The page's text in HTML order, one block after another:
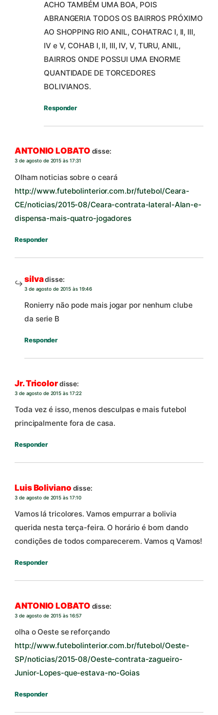
ACHO TAMBÉM UMA BOA, POIS
ABRANGERIA TODOS OS BAIRROS PRÓXIMO
AO SHOPPING RIO ANIL, COHATRAC I, II, III,
IV e V, COHAB I, II, III, IV, V, TURU, ANIL,
BAIRROS ONDE POSSUI UMA ENORME
QUANTIDADE DE TORCEDORES
BOLIVIANOS.
Responder
ANTONIO LOBATO disse:
3 de agosto de 2015 às 17:31
Olham noticias sobre o ceará
http://www.futebolinterior.com.br/futebol/Ceara-
CE/noticias/2015-08/Ceara-contrata-lateral-Alan-e-
dispensa-mais-quatro-jogadores
Responder
silvadisse:
3 de agosto de 2015 às 19:46
Ronierry não pode mais jogar por nenhum clube
da serie B
Responder
Jr. Tricolordisse:
3 de agosto de 2015 às 17:22
Toda vez é isso, menos desculpas e mais futebol
principalmente fora de casa.
Responder
Luis Boliviano disse:
3 de agosto de 2015 às 17:10
Vamos lá tricolores. Vamos empurrar a bolivia
querida nesta terça-feira. O horário é bom dando
condições de todos comparecerem. Vamos q Vamos!
Responder
ANTONIO LOBATO disse:
3 de agosto de 2015 às 16:57
olha o Oeste se reforçando
http://www.futebolinterior.com.br/futebol/Oeste-
SP/noticias/2015-08/Oeste-contrata-zagueiro-
Junior-Lopes-que-estava-no-Goias
Responder